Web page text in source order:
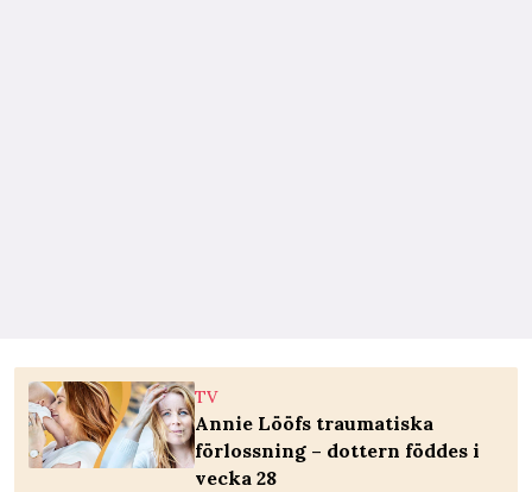
TV
Annie Lööfs traumatiska
förlossning – dottern föddes i
vecka 28